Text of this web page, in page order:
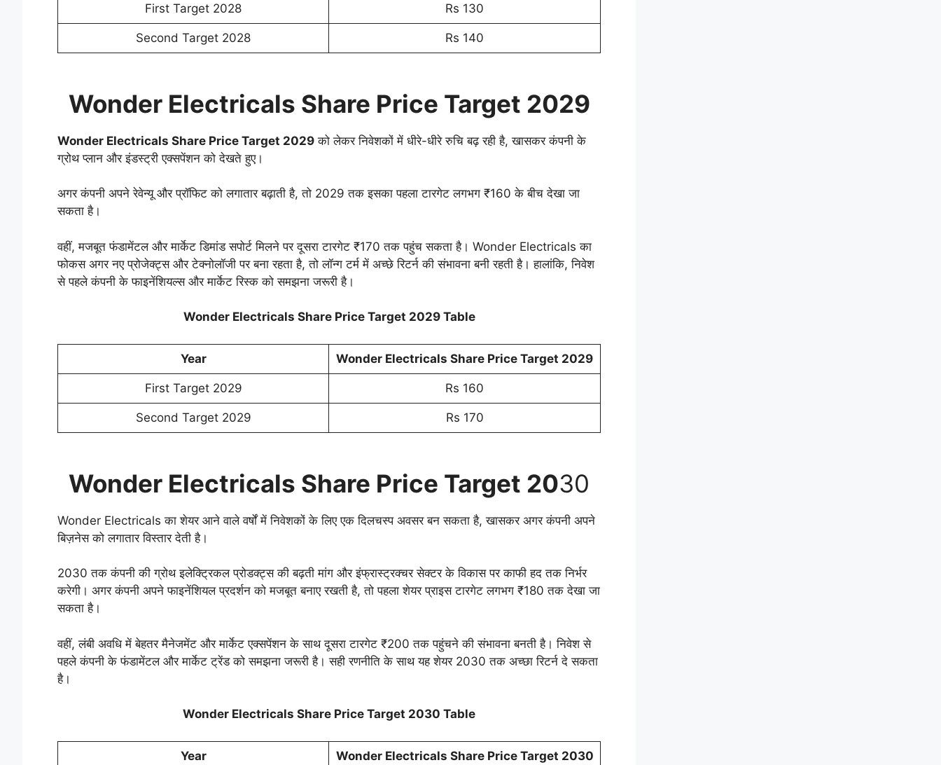
First Target 2028 Rs 130
Second Target 2028 Rs 140
Wonder Electricals Share Price Target 2029
Wonder Electricals Share Price Target 2029 को लेकर निवेशकों में धीरे-धीरे रुचि बढ़ रही है, खासकर कंपनी के
ग्रोथ प्लान और इंडस्ट्री एक्सपेंशन को देखते हुए।
अगर कंपनी अपने रेवेन्यू और प्रॉफिट को लगातार बढ़ाती है, तो 2029 तक इसका पहला टारगेट लगभग ₹160 के बीच देखा जा
सकता है।
वहीं, मजबूत फंडामेंटल और मार्केट डिमांड सपोर्ट मिलने पर दूसरा टारगेट ₹170 तक पहुंच सकता है। Wonder Electricals का
फोकस अगर नए प्रोजेक्ट्स और टेक्नोलॉजी पर बना रहता है, तो लॉन्ग टर्म में अच्छे रिटर्न की संभावना बनी रहती है। हालांकि, निवेश
से पहले कंपनी के फाइनेंशियल्स और मार्केट रिस्क को समझना जरूरी है।
Wonder Electricals Share Price Target 2029 Table
Year Wonder Electricals Share Price Target 2029
First Target 2029 Rs 160
Second Target 2029 Rs 170
Wonder Electricals Share Price Target 2030
Wonder Electricals का शेयर आने वाले वर्षों में निवेशकों के लिए एक दिलचस्प अवसर बन सकता है, खासकर अगर कंपनी अपने
बिज़नेस को लगातार विस्तार देती है।
2030 तक कंपनी की ग्रोथ इलेक्ट्रिकल प्रोडक्ट्स की बढ़ती मांग और इंफ्रास्ट्रक्चर सेक्टर के विकास पर काफी हद तक निर्भर
करेगी। अगर कंपनी अपने फाइनेंशियल प्रदर्शन को मजबूत बनाए रखती है, तो पहला शेयर प्राइस टारगेट लगभग ₹180 तक देखा जा
सकता है।
वहीं, लंबी अवधि में बेहतर मैनेजमेंट और मार्केट एक्सपेंशन के साथ दूसरा टारगेट ₹200 तक पहुंचने की संभावना बनती है। निवेश से
पहले कंपनी के फंडामेंटल और मार्केट ट्रेंड को समझना जरूरी है। सही रणनीति के साथ यह शेयर 2030 तक अच्छा रिटर्न दे सकता
है।
Wonder Electricals Share Price Target 2030 Table
Year Wonder Electricals Share Price Target 2030